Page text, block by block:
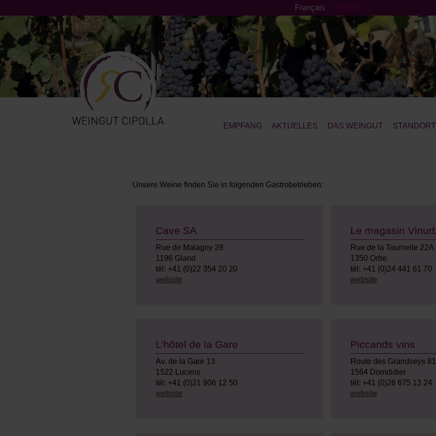
EMPFANG AKTUELLES DAS WEINGUT STANDORT
Français
Unsere Weine finden Sie in folgenden Gastrobetrieben:
Cave SA
Rue de Malagny 28
1196 Gland
tél: +41 (0)22 354 20 20
website
Le magasin
Rue de la Tournelle 22A
1350 Orbe
tél: +41 (0)24 441 61 70
website
L’hôtel de la Gare
Av. de la Gare 13
1522 Lucens
tél: +41 (0)21 906 12 50
website
Piccands vins
Route des Grandseys 81
1564 Domdidier
tél: +41 (0)26 675 13 24
website